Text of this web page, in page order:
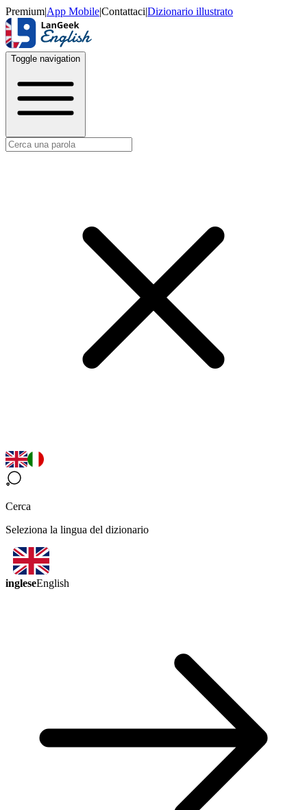
Premium|App Mobile|Contattaci|Dizionario illustrato
Toggle navigation
Cerca
Seleziona la lingua del dizionario
ingleseEnglish